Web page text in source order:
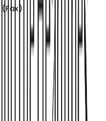
(Fax)